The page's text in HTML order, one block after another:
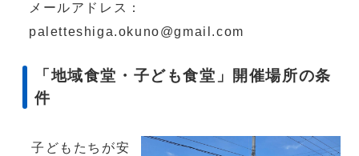
メールアドレス：
paletteshiga.okuno@gmail.com
「地域食堂・子ども食堂」開催場所の条
件
子どもたちが安